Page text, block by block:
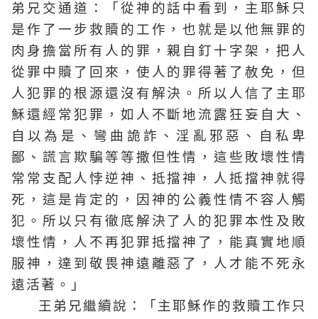
弟兄交通道：「從神的話中看到，主耶穌只
是作了一步救贖的工作，也就是以他無罪的
肉身擔當所有人的罪，親自釘十字架，把人
從罪中贖了回來，使人的罪得著了赦免，但
人犯罪的根源還沒有解決。所以人信了主耶
穌還經常犯罪，如人不斷地流露狂妄自大、
自以為是、彎曲詭詐、淫亂邪惡、自私卑
鄙、謊言欺騙等等撒但性情，這些敗壞性情
常常支配人悖逆神、抵擋神，人抵擋神就得
死，這是肯定的，因神的公義性情不容人觸
犯。所以只有徹底解決了人的犯罪本性及敗
壞性情，人不再犯罪抵擋神了，能真實地順
服神，達到敬畏神遠離惡了，人才能不死永
遠活著。」
王弟兄繼續說：「主耶穌作的救贖工作只